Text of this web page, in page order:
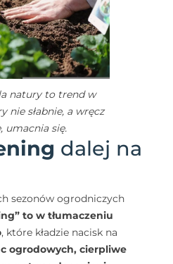
natury to trend w
nie słabnie, a wręcz
umacnia się.
dalej na
sezonów ogrodniczych
to w tłumaczeniu
, które kładzie nacisk na
ogrodowych, cierpliwe